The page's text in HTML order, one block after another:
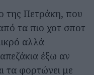
της Πετράκη, που
τα πιο χοτ σποτ
αλλά
έξω αν
τα φορτώνει με